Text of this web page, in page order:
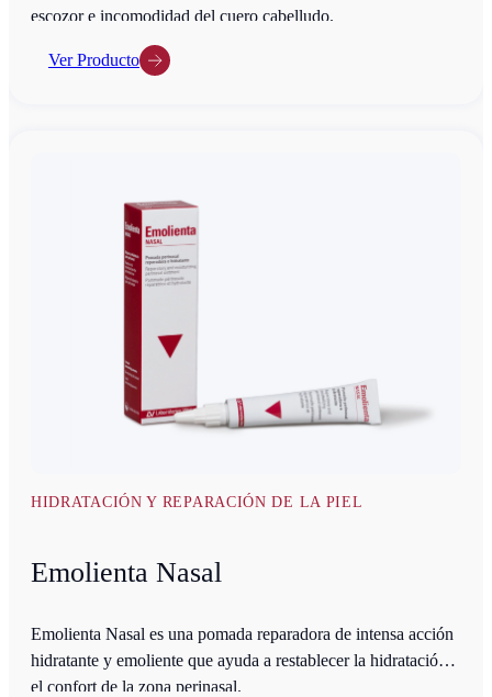
escozor e incomodidad del cuero cabelludo.
Ver Producto
HIDRATACIÓN Y REPARACIÓN DE LA PIEL
Emolienta Nasal
Emolienta Nasal es una pomada reparadora de intensa acción
hidratante y emoliente que ayuda a restablecer la hidratación y
el confort de la zona perinasal.